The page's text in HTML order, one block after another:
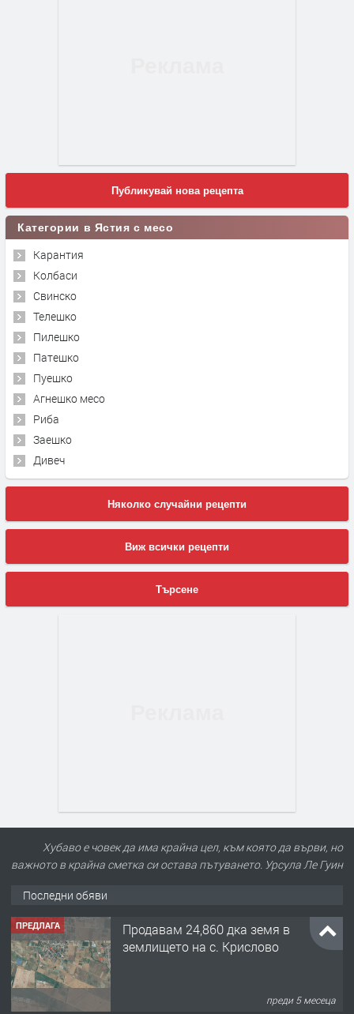
Публикувай нова рецепта
Категории в Ястия с месо
Карантия
Колбаси
Свинско
Телешко
Пилешко
Патешко
Пуешко
Агнешко месо
Риба
Заешко
Дивеч
Няколко случайни рецепти
Виж всички рецепти
Търсене
Хубаво е човек да има крайна цел, към която да върви, но
важното в крайна сметка си остава пътуването. Урсула Ле Гуин
Последни обяви
ПРЕДЛАГА
Продавам 24,860 дка земя в
землището на с. Крислово
преди 5 месеца